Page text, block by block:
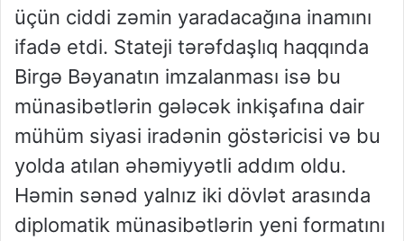
üçün ciddi zəmin yaradacağına inamını
ifadə etdi. Stateji tərəfdaşlıq haqqında
Birgə Bəyanatın imzalanması isə bu
münasibətlərin gələcək inkişafına dair
mühüm siyasi iradənin göstəricisi və bu
yolda atılan əhəmiyyətli addım oldu.
Həmin sənəd yalnız iki dövlət arasında
diplomatik münasibətlərin yeni formatını